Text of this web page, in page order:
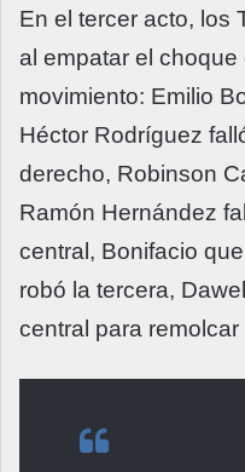
En el tercer acto, los
al empatar el
movimiento: Emilio
Héctor Rodríguez
derecho, Robinson
Ramón Hernández
central, Bonifacio
robó la tercera,
central para